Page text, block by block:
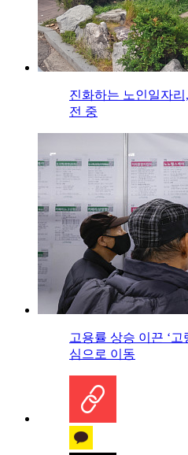
진화하는 노인일자
전 중
고용률 상승 이끈 ‘
심으로 이동